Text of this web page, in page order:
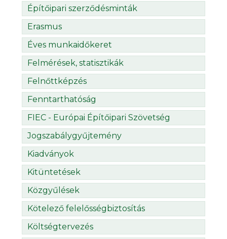
Építőipari szerződésminták
Erasmus
Éves munkaidőkeret
Felmérések, statisztikák
Felnőttképzés
Fenntarthatóság
FIEC - Európai Építőipari Szövetség
Jogszabálygyűjtemény
Kiadványok
Kitüntetések
Közgyűlések
Kötelező felelősségbiztosítás
Költségtervezés